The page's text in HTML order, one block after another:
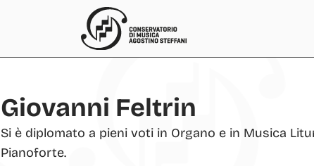
Giovanni Feltrin
Si è diplomato a pieni voti in Organo e in Musica
Pianoforte.